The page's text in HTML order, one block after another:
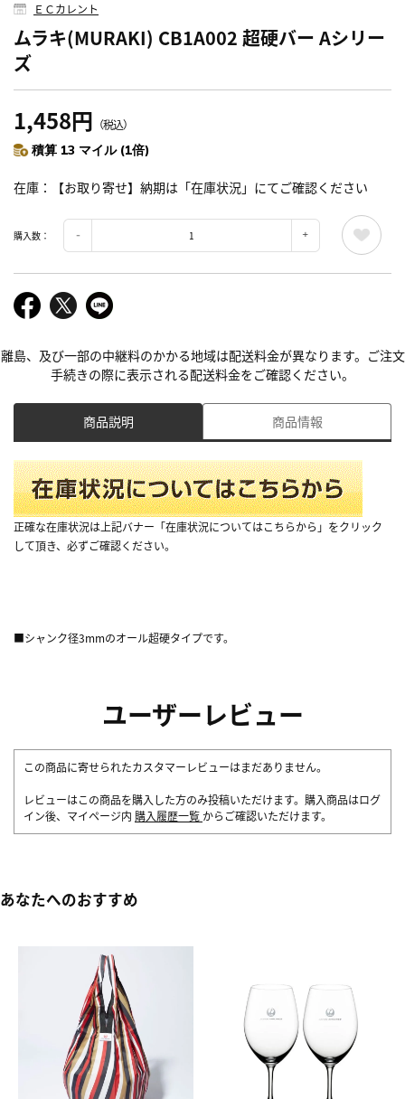
ＥＣカレント
ムラキ(MURAKI) CB1A002 超硬バー Aシリー
ズ
1,458円 （税込）
積算 13 マイル (1倍)
在庫 【お取り寄せ】納期は「在庫状況」にてご確認ください
購入数：
離島、及び一部の中継料のかかる地域は配送料金が異なります。ご注文
手続きの際に表示される配送料金をご確認ください。
商品説明 商品情報
正確な在庫状況は上記バナー「在庫状況についてはこちらから」をクリック
して頂き、必ずご確認ください。
■シャンク径3mmのオール超硬タイプです。
ユーザーレビュー
この商品に寄せられたカスタマーレビューはまだありません。
レビューはこの商品を購入した方のみ投稿いただけます。購入商品はログ
イン後、マイページ内 購入履歴一覧 からご確認いただけます。
あなたへのおすすめ